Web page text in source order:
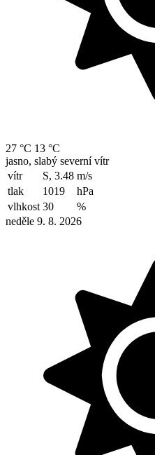
27 °C 13 °C
jasno, slabý severní vítr
vítr
S, 3.48 m/s
tlak
1019
hPa
vlhkost 30
%
neděle 9. 8. 2026